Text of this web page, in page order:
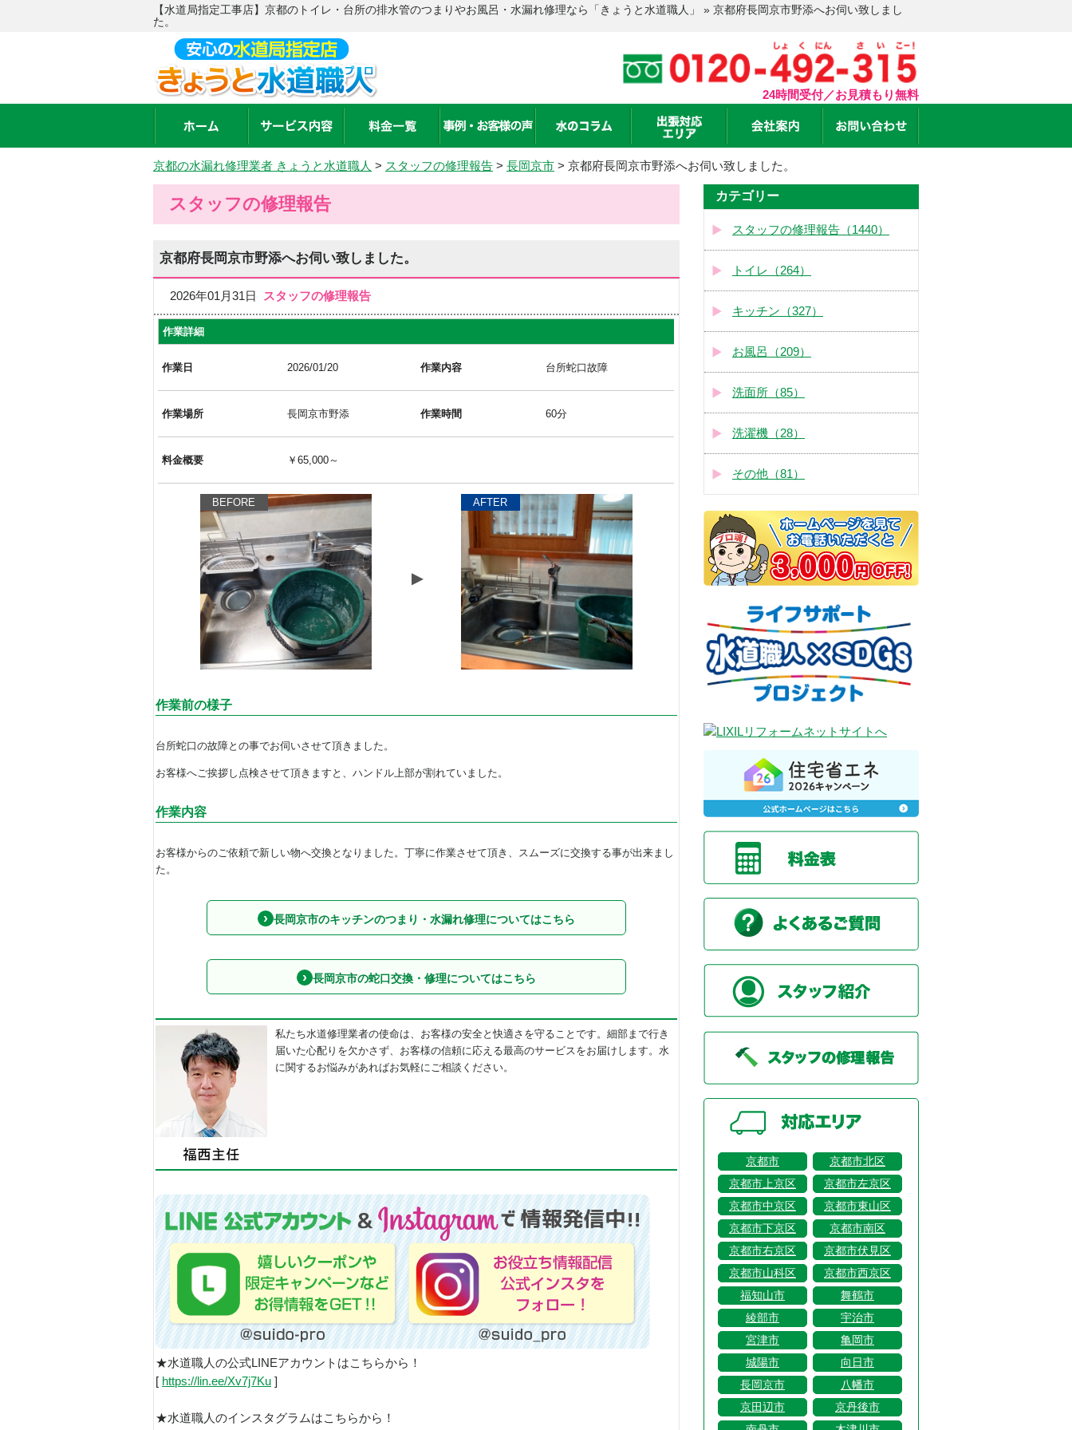
【水道局指定工事店】京都のトイレ・台所の排水管のつまりやお風呂・水漏れ修理なら「きょうと水道職人」 » 京都府長岡京市野添へお伺い致しまし
た。
24時間受付／お見積もり無料
京都の水漏れ修理業者 きょうと水道職人 > スタッフの修理報告 > 長岡京市 > 京都府長岡京市野添へお伺い致しました。
スタッフの修理報告
京都府長岡京市野添へお伺い致しました。
2026年01月31日 スタッフの修理報告
作業詳細
作業日 2026/01/20 作業内容 台所蛇口故障
作業場所 長岡京市野添 作業時間 60分
料金概要 ￥65,000～
BEFORE AFTER
作業前の様子
台所蛇口の故障との事でお伺いさせて頂きました。
お客様へご挨拶し点検させて頂きますと、ハンドル上部が割れていました。
作業内容
お客様からのご依頼で新しい物へ交換となりました。丁寧に作業させて頂き、スムーズに交換する事が出来まし
た。
長岡京市のキッチンのつまり・水漏れ修理についてはこちら
長岡京市の蛇口交換・修理についてはこちら
私たち水道修理業者の使命は、お客様の安全と快適さを守ることです。細部まで行き
届いた心配りを欠かさず、お客様の信頼に応える最高のサービスをお届けします。水
に関するお悩みがあればお気軽にご相談ください。
★水道職人の公式LINEアカウントはこちらから！
[ https://lin.ee/Xv7j7Ku ]
★水道職人のインスタグラムはこちらから！
カテゴリー
スタッフの修理報告（1440）
トイレ（264）
キッチン（327）
お風呂（209）
洗面所（85）
洗濯機（28）
その他（81）
京都市
京都市北区
京都市上京区
京都市左京区
京都市中京区
京都市東山区
京都市下京区
京都市南区
京都市右京区
京都市伏見区
京都市山科区
京都市西京区
福知山市
舞鶴市
綾部市
宇治市
宮津市
亀岡市
城陽市
向日市
長岡京市
八幡市
京田辺市
京丹後市